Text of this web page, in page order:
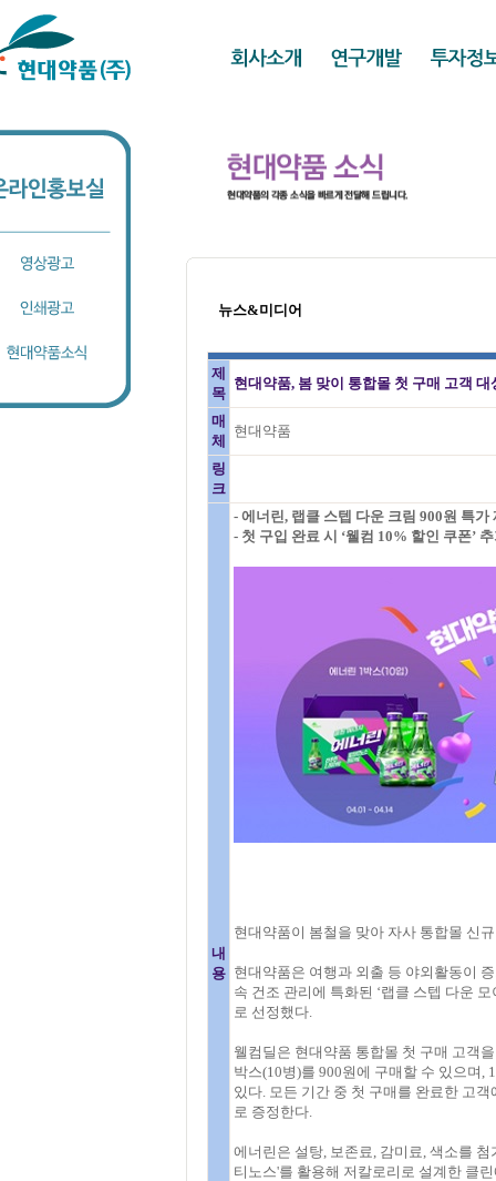
뉴스&미디어
제
목
현대약품, 봄 맞이 통합몰 첫 구매 고객 대
매
체
현대약품
링
크
내
용
- 에너린, 랩클 스텝 다운 크림 900원 특
- 첫 구입 완료 시 ‘웰컴 10% 할인 쿠폰’
현대약품이 봄철을 맞아 자사 통합몰 신
현대약품은 여행과 외출 등 야외활동이
속 건조 관리에 특화된 ‘랩클 스텝 다운
로 선정했다.
웰컴딜은 현대약품 통합몰 첫 구매 고객
박스(10병)를 900원에 구매할 수 있으며,
있다. 모든 기간 중 첫 구매를 완료한 고
로 증정한다.
에너린은 설탕, 보존료, 감미료, 색소를
티노스'를 활용해 저칼로리로 설계한 클